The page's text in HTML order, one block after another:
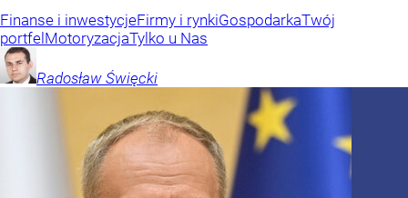
Finanse i inwestycjeFirmy i rynkiGospodarkaTwój
portfel MotoryzacjaTylko u Nas
Radosław Święcki